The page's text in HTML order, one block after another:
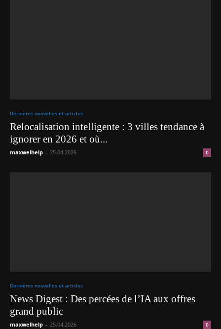
Dernières nouvelles et articles
Relocalisation intelligente : 3 villes tendance à
ignorer en 2026 et où...
maxwelhelp - 25.04.2026 0
Dernières nouvelles et articles
News Digest : Des percées de l’IA aux offres
grand public
maxwelhelp - 25.04.2026 0